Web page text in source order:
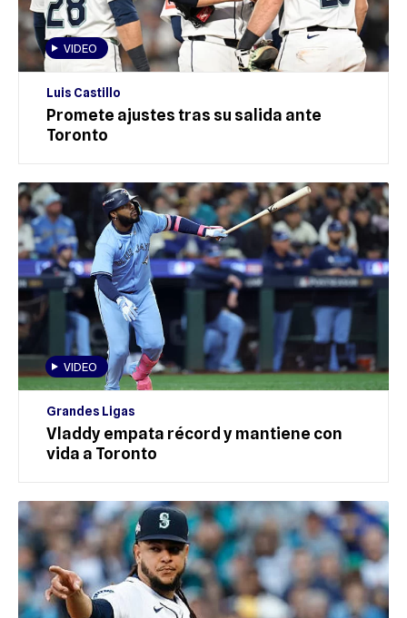
VIDEO
Luis Castillo
Promete ajustes tras su salida ante
Toronto
VIDEO
Grandes Ligas
Vladdy empata récord y mantiene con
vida a Toronto